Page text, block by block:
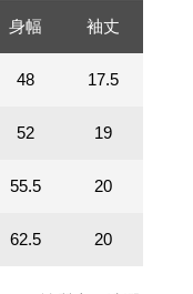
身幅 袖丈
48 17.5
52 19
55.5 20
62.5 20